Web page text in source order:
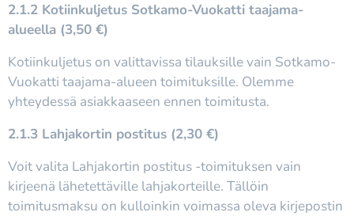
2.1.2 Kotiinkuljetus Sotkamo-Vuokatti taajama-
alueella (3,50 €)
Kotiinkuljetus on valittavissa tilauksille vain Sotkamo-
Vuokatti taajama-alueen toimituksille. Olemme
yhteydessä asiakkaaseen ennen toimitusta.
2.1.3 Lahjakortin postitus (2,30 €)
Voit valita Lahjakortin postitus -toimituksen vain
kirjeenä lähetettäville lahjakorteille. Tällöin
toimitusmaksu on kulloinkin voimassa oleva kirjepostin